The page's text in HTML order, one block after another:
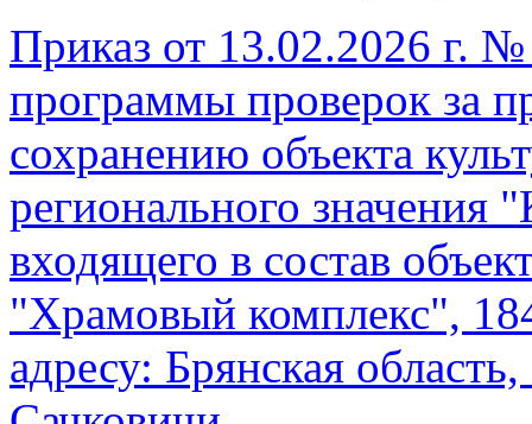
Приказ от 13.02.2026 г.
программы проверок за
сохранению объекта
регионального значения
входящего в состав
"Храмовый комплекс",
адресу: Брянская